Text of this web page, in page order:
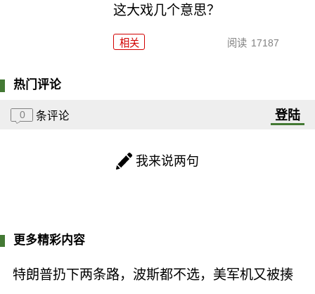
这大戏几个意思？
相关 阅读 17187
热门评论
0 条评论 登陆
我来说两句
更多精彩内容
特朗普扔下两条路，波斯都不选，美军机又被揍